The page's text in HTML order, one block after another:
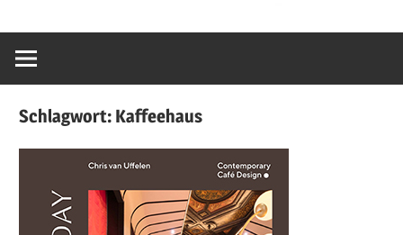
Schlagwort: Kaffeehaus